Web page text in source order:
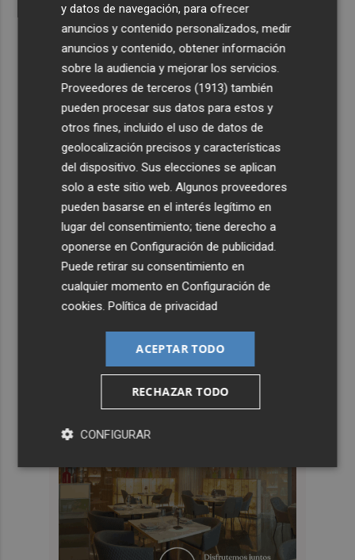
y datos de navegación, para ofrecer
anuncios y contenido personalizados, medir
anuncios y contenido, obtener información
sobre la audiencia y mejorar los servicios.
Proveedores de terceros (1913) también
pueden procesar sus datos para estos y
otros fines, incluido el uso de datos de
geolocalización precisos y características
del dispositivo. Sus elecciones se aplican
solo a este sitio web. Algunos proveedores
pueden basarse en el interés legítimo en
lugar del consentimiento; tiene derecho a
oponerse enConfiguración de publicidad.
Puede retirar su consentimiento en
cualquier momento enConfiguración de
cookies.Política de privacidad
ACEPTAR TODO
RECHAZAR TODO
CONFIGURAR